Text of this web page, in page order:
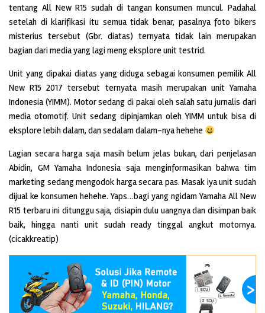
tentang All New R15 sudah di tangan konsumen muncul. Padahal
setelah di klarifikasi itu semua tidak benar, pasalnya foto bikers
misterius tersebut (Gbr. diatas) ternyata tidak lain merupakan
bagian dari media yang lagi meng eksplore unit testrid.
Unit yang dipakai diatas yang diduga sebagai konsumen pemilik All
New R15 2017 tersebut ternyata masih merupakan unit Yamaha
Indonesia (YIMM). Motor sedang di pakai oleh salah satu jurnalis dari
media otomotif. Unit sedang dipinjamkan oleh YIMM untuk bisa di
eksplore lebih dalam, dan sedalam dalam-nya hehehe
Lagian secara harga saja masih belum jelas bukan, dari penjelasan
Abidin, GM Yamaha Indonesia saja menginformasikan bahwa tim
marketing sedang mengodok harga secara pas. Masak iya unit sudah
dijual ke konsumen hehehe. Yaps…bagi yang ngidam Yamaha All New
R15 terbaru ini ditunggu saja, disiapin dulu uangnya dan disimpan baik
baik, hingga nanti unit sudah ready tinggal angkut motornya.
(cicakkreatip)